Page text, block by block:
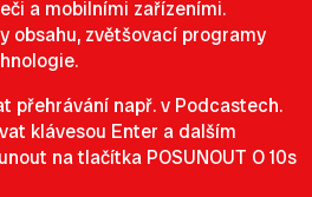
a mobilními zařízeními.
obsahu, zvětšovací programy
přehrávání např. v Podcastech.
klávesou Enter a dalším
na tlačítka POSUNOUT O 10s